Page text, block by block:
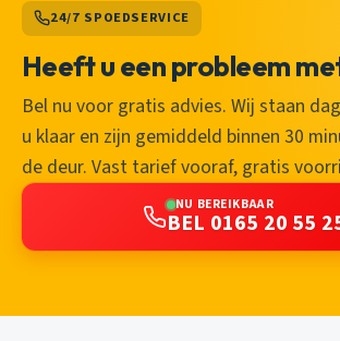
24/7 SPOEDSERVICE
Heeft u een probleem
Bel nu voor gratis advies. Wij staan
u klaar en zijn gemiddeld binnen 30
de deur. Vast tarief vooraf, gratis
NU BEREIKBAAR
BEL 0165 20 55